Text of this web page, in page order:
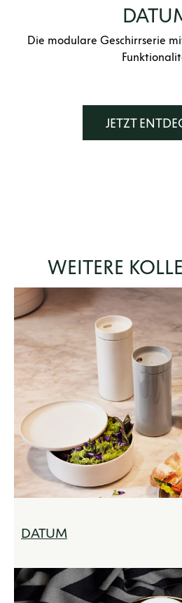
Die modulare Geschirrserie
JETZT
WEITERE
DATUM